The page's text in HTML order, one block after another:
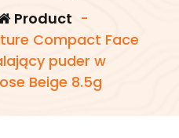
Product -
Compact Face
puder w
Beige 8.5g